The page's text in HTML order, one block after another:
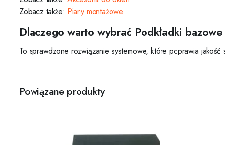
Zobacz także: Piany montażowe
Dlaczego warto wybrać Podkładki
To sprawdzone rozwiązanie systemowe, które poprawia jakość
Powiązane produkty